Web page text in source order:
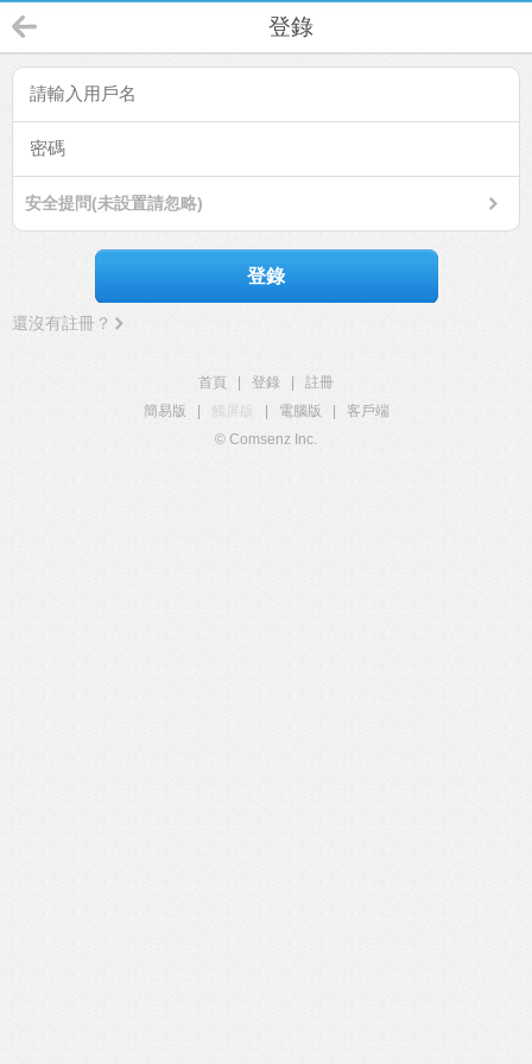
登錄
安全提問(未設置請忽略)
登錄
還沒有註冊？
首頁 登錄
註冊
簡易版
觸屏版 電腦版
客戶端
© Comsenz Inc.